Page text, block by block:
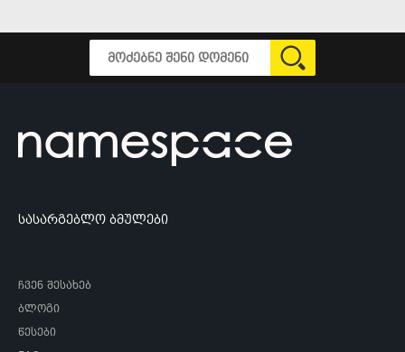
სასარგებლო ბმულები
ჩვენ შესახებ
ბლოგი
წესები